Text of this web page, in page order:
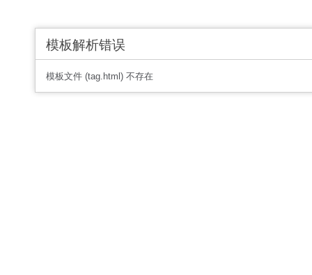
模板解析错误
模板文件 (tag.html) 不存在